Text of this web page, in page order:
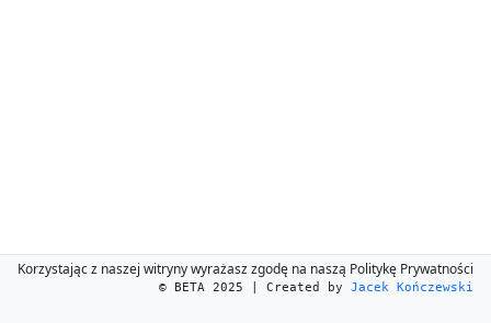
Korzystając z naszej witryny wyrażasz zgodę na naszą Politykę Prywatności
© BETA 2025 | Created by Jacek Kończewski